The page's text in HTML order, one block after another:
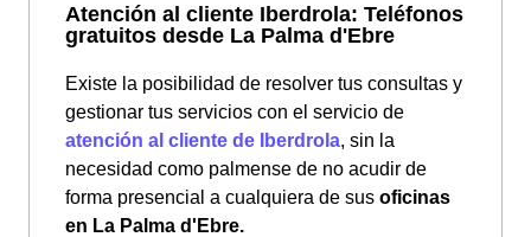
Atención al cliente Iberdrola: Teléfonos
gratuitos desde La Palma d'Ebre
Existe la posibilidad de resolver tus consultas y
gestionar tus servicios con el servicio de
atención al cliente de Iberdrola, sin la
necesidad como palmense de no acudir de
forma presencial a cualquiera de sus oficinas
en La Palma d'Ebre.